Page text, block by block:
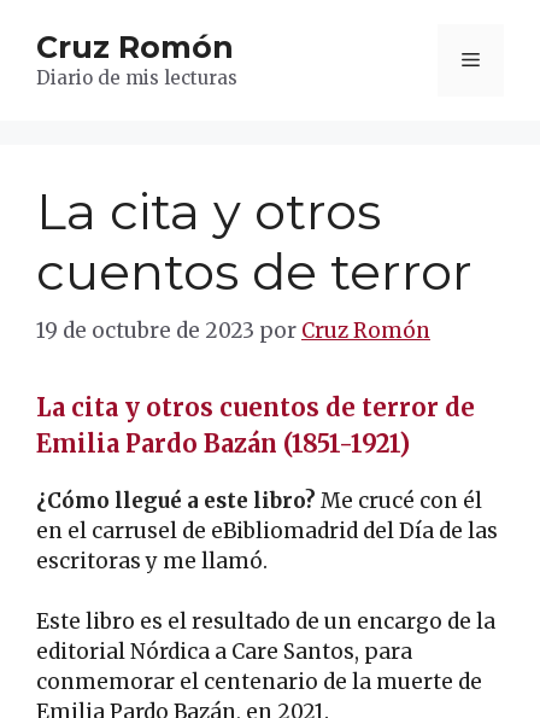
contenido
Cruz Romón
Diario de mis lecturas
Menú
La cita y otros
cuentos de terror
19 de octubre de 2023 por Cruz Romón
La cita y otros cuentos de terror de
Emilia Pardo Bazán (1851-1921)
¿Cómo llegué a este libro? Me crucé con él
en el carrusel de eBibliomadrid del Día de las
escritoras y me llamó.
Este libro es el resultado de un encargo de la
editorial Nórdica a Care Santos, para
conmemorar el centenario de la muerte de
Emilia Pardo Bazán, en 2021.